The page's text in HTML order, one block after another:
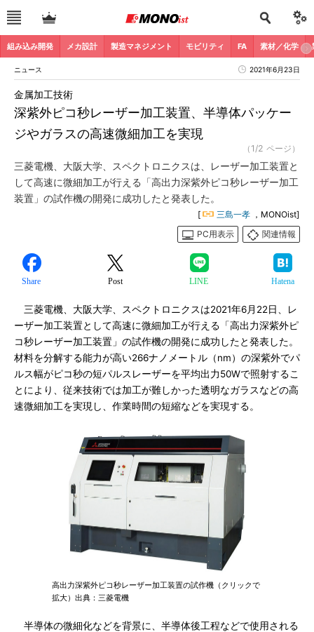
組み込み開発 メカ設計 製造マネジメント モビリティ FA 素材／化学
ニュース 2021年6月23日
深紫外ピコ秒レーザー加工装置、半導体パッケー
ジやガラスの高速微細加工を実現
金属加工技術
（1/2 ページ）
三菱電機、大阪大学、スペクトロニクスは、レーザー加工装置と
して高速に微細加工が行える「高出力深紫外ピコ秒レーザー加工
装置」の試作機の開発に成功したと発表した。
[ 三島一孝 ，MONOist]
PC用表示
関連情報
Share Post LINE Hatena
三菱電機、大阪大学、スペクトロニクスは2021年6月22日、レ
ーザー加工装置として高速に微細加工が行える「高出力深紫外ピ
コ秒レーザー加工装置」の試作機の開発に成功したと発表した。
材料を分解する能力が高い266ナノメートル（nm）の深紫外でパ
ルス幅がピコ秒の短パルスレーザーを平均出力50Wで照射するこ
とにより、従来技術では加工が難しかった透明なガラスなどの高
速微細加工を実現し、作業時間の短縮などを実現する。
高出力深紫外ピコ秒レーザー加工装置の試作機（クリックで
拡大）出典：三菱電機
半導体の微細化などを背景に、半導体後工程などで使用される